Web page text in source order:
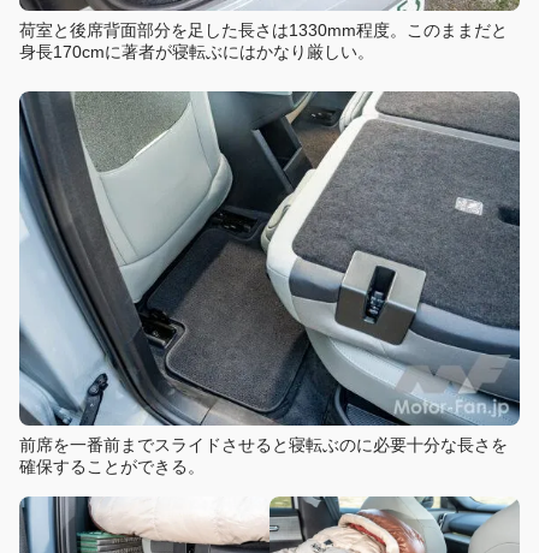
荷室と後席背面部分を足した長さは1330mm程度。このままだと
身長170cmに著者が寝転ぶにはかなり厳しい。
前席を一番前までスライドさせると寝転ぶのに必要十分な長さを
確保することができる。